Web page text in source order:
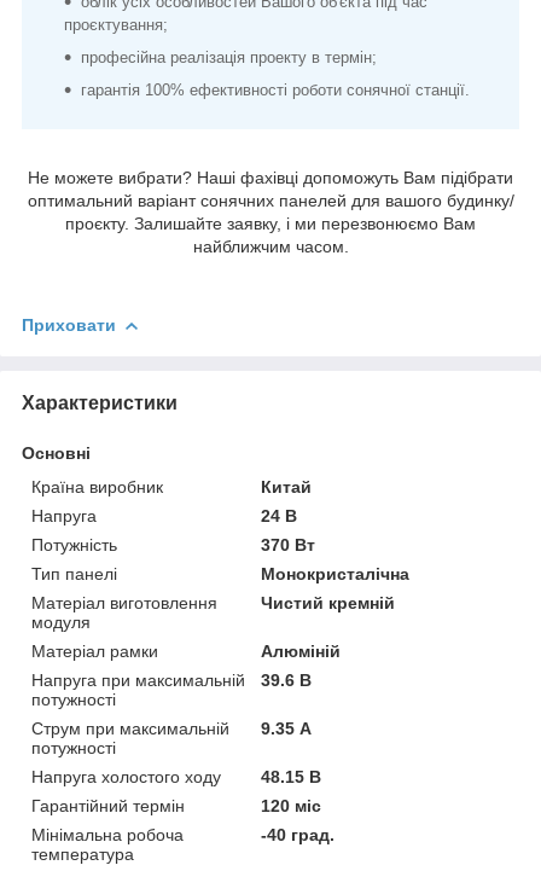
проєктування;
професійна реалізація проекту в термін;
гарантія 100% ефективності роботи сонячної станції.
Не можете вибрати? Наші фахівці допоможуть Вам підібрати
оптимальний варіант сонячних панелей для вашого будинку/
проєкту. Залишайте заявку, і ми перезвонюємо Вам
найближчим часом.
Приховати
Характеристики
Основні
Країна виробник
Китай
Напруга
24 В
Потужність
370 Вт
Тип панелі
Монокристалічна
Матеріал виготовлення
модуля
Чистий кремній
Матеріал рамки
Алюміній
Напруга при максимальній
потужності
39.6 В
Струм при максимальній
потужності
9.35 А
Напруга холостого ходу
48.15 В
Гарантійний термін
120 міс
Мінімальна робоча
температура
-40 град.